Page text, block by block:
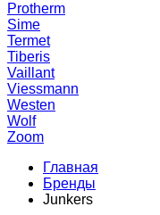
Protherm
Sime
Termet
Tiberis
Vaillant
Viessmann
Westen
Wolf
Zoom
Главная
Бренды
Junkers